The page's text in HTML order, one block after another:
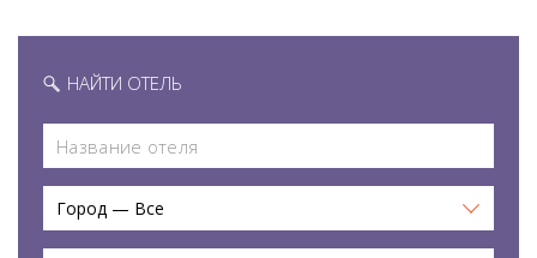
НАЙТИ ОТЕЛЬ
Город — Все